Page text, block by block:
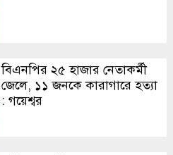
বিএনপির ২৫ হাজার নেতাকর্মী
জেলে, ১১ জনকে কারাগারে হত্যা
: গয়েশ্বর